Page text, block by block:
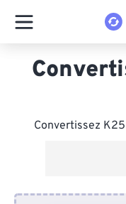
Convertissez